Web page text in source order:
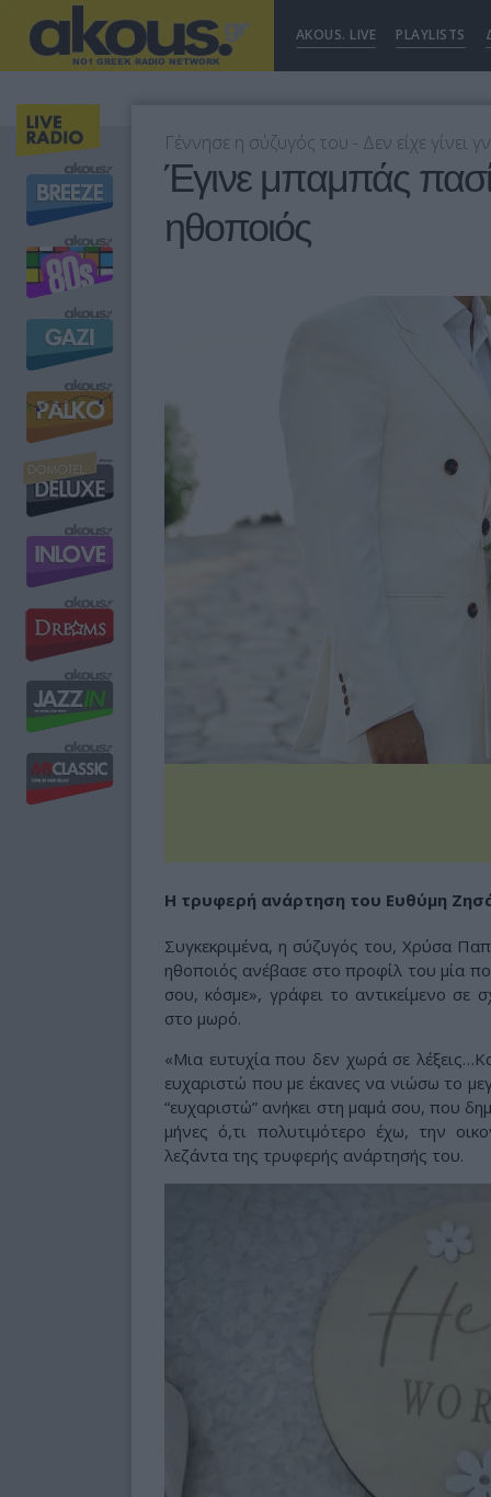
AKOUS. LIVE PLAYLISTS
Γέννησε η σύζυγός του - Δεν είχε γίνει
Έγινε μπαμπάς
ηθοποιός
Η τρυφερή ανάρτηση του Ευθύμη
Συγκεκριμένα, η σύζυγός του, Χρύσα
ηθοποιός ανέβασε στο προφίλ του μία
σου, κόσμε», γράφει το αντικείμενο σε
στο μωρό.
«Μια ευτυχία που δεν χωρά σε
ευχαριστώ που με έκανες να νιώσω το
“ευχαριστώ” ανήκει στη μαμά σου, που
μήνες ό,τι πολυτιμότερο έχω, την
λεζάντα της τρυφερής ανάρτησής του.